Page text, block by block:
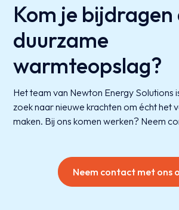
Kom je bijdragen
duurzame
warmteopslag?
Het team van Newton Energy Solutions
zoek naar nieuwe krachten om écht het
maken. Bij ons komen werken? Neem
Neem contact met ons